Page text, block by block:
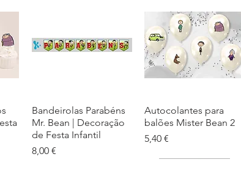
Visualização rápida
Bandeirolas Parabéns
Mr. Bean | Decoração
de Festa Infantil
Preço
8,00 €
Visualização rápida
Autocolantes para
balões Mister Bean 2
Preço
5,40 €